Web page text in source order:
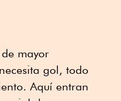
mayor
gol, todo
Aquí entran